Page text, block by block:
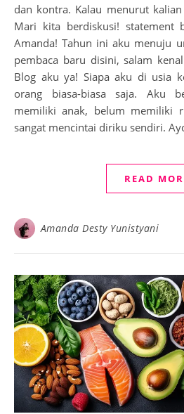
dan kontra. Kalau menurut
Mari kita berdiskusi! statement
Amanda! Tahun ini aku menuju
pembaca baru disini, salam
Blog aku ya! Siapa aku di usia
orang biasa-biasa saja. Aku
memiliki anak, belum memiliki
sangat mencintai diriku sendiri.
READ
Amanda Desty Yunistyani